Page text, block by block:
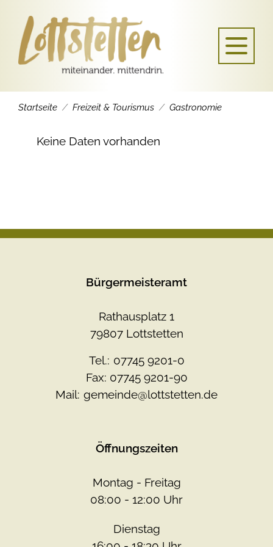
Startseite Freizeit & Tourismus Gastronomie
Keine Daten vorhanden
Bürgermeisteramt
Rathausplatz 1
79807 Lottstetten
Tel.: 07745 9201-0
Fax: 07745 9201-90
Mail: gemeinde@lottstetten.de
Öffnungszeiten
Montag - Freitag
08:00 - 12:00 Uhr
Dienstag